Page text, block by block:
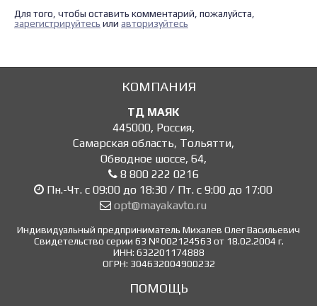
Для того, чтобы оставить комментарий, пожалуйста,
зарегистрируйтесь или авторизуйтесь
КОМПАНИЯ
ТД МАЯК
445000, Россия,
Самарская область, Тольятти,
Обводное шоссе, 64,
8 800 222 0216
Пн.-Чт. с 09:00 до 18:30 / Пт. с 9:00 до 17:00
opt@mayakavto.ru
Индивидуальный предприниматель Михалев Олег Васильевич
Свидетельство серии 63 №002124563 от 18.02.2004 г.
ИНН: 632201174888
ОГРН: 304632004900232
ПОМОЩЬ